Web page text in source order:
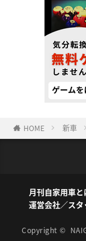
HOME 新車
月刊自家用車と
運営会社／スタ
Copyright ©